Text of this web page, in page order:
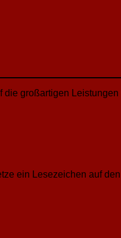
die großartigen
ein Lesezeichen auf den